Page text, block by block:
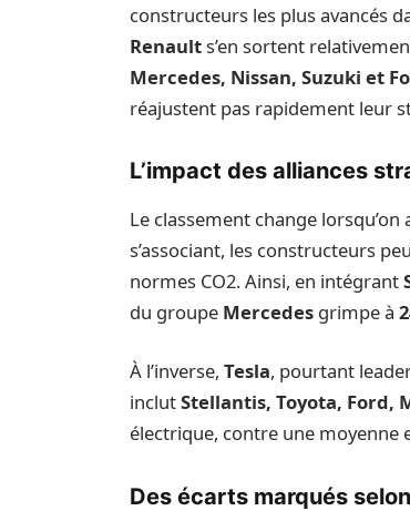
constructeurs les plus avancés
Renaults’en sortent
Mercedes, Nissan, Suzuki et
réajustent pas rapidement leur
L’impact des alliances
Le classement change
s’associant, les constructeurs
normes CO2. Ainsi, en intégrant
du groupe Mercedes grimpe à
À l’inverse,Tesla, pourtant
inclutStellantis, Toyota, Ford,
électrique, contre une moyenne
Des écarts marqués